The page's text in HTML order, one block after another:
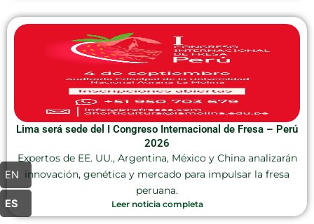
Lima será sede del I Congreso Internacional de Fresa – Perú
2026
Expertos de EE. UU., Argentina, México y China analizarán
innovación, genética y mercado para impulsar la fresa
peruana.
Leer noticia completa
EN
ES